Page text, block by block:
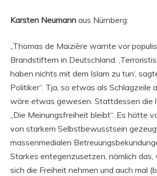
Karsten Neumann aus Nürnberg:
„Thomas de Maizière warnte vor
Brandstiftern in Deutschland.
haben nichts mit dem Islam zu tun‘,
Politiker“. Tja, so etwas als Schlagzeile
wäre etwas gewesen. Stattdessen die
„Die Meinungsfreiheit bleibt“. Es hätte
von starkem Selbstbewusstsein
massenmedialen
Starkes entegenzusetzen, nämlich das,
sich die Freiheit nehmen und auch mal